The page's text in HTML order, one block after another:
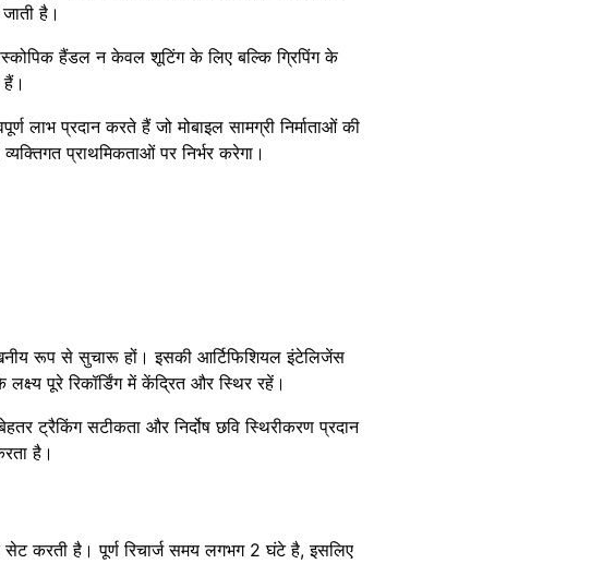
है।
हैंडल न केवल शूटिंग के लिए बल्कि ग्रिपिंग के
लाभ प्रदान करते हैं जो मोबाइल सामग्री निर्माताओं की
प्राथमिकताओं पर निर्भर करेगा।
रूप से सुचारू हों। इसकी आर्टिफिशियल इंटेलिजेंस
पूरे रिकॉर्डिंग में केंद्रित और स्थिर रहें।
ट्रैकिंग सटीकता और निर्दोष छवि स्थिरीकरण प्रदान
है।
करती है। पूर्ण रिचार्ज समय लगभग 2 घंटे है, इसलिए